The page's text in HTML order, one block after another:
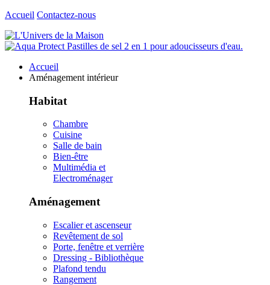
Accueil Contactez-nous
Accueil
Aménagement intérieur
Habitat
Chambre
Cuisine
Salle de bain
Bien-être
Multimédia et
Electroménager
Aménagement
Escalier et ascenseur
Revêtement de sol
Porte, fenêtre et verrière
Dressing - Bibliothèque
Plafond tendu
Rangement